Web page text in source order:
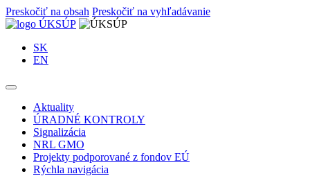
Preskočiť na obsah Preskočiť na vyhľadávanie
SK
EN
Aktuality
ÚRADNÉ KONTROLY
Signalizácia
NRL GMO
Projekty podporované z fondov EÚ
Rýchla navigácia